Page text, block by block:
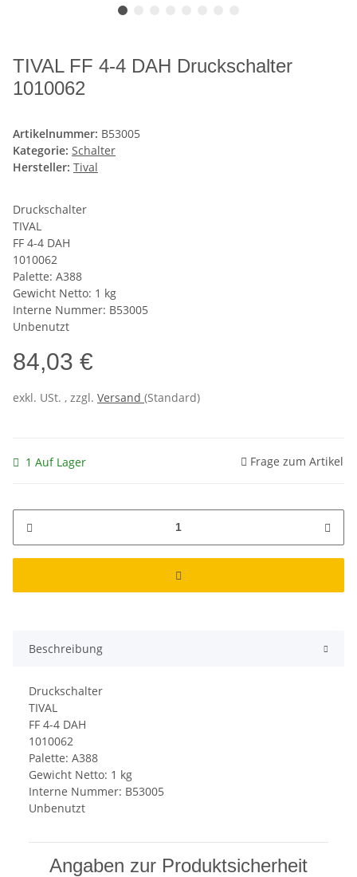
TIVAL FF 4-4 DAH Druckschalter
1010062
Artikelnummer: B53005
Kategorie: Schalter
Hersteller: Tival
Druckschalter
TIVAL
FF 4-4 DAH
1010062
Palette: A388
Gewicht Netto: 1 kg
Interne Nummer: B53005
Unbenutzt
84,03 €
exkl. USt. , zzgl. Versand (Standard)
1 Auf Lager Frage zum Artikel
Beschreibung
Druckschalter
TIVAL
FF 4-4 DAH
1010062
Palette: A388
Gewicht Netto: 1 kg
Interne Nummer: B53005
Unbenutzt
Angaben zur Produktsicherheit